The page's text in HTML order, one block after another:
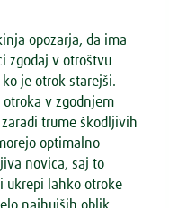
opozarja, da ima
zgodaj v otroštvu
je otrok starejši.
v zgodnjem
trume škodljivih
optimalno
novica, saj to
ukrepi lahko otroke
najhujših oblik